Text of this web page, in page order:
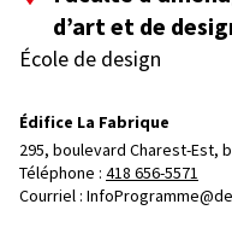
d’art et de
École de design
Édifice La Fabrique
295, boulevard Charest-Est,
Téléphone : 418 656-5571
Courriel :